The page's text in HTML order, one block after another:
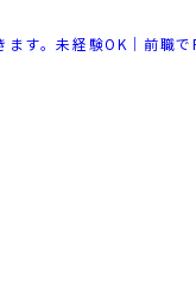
す。未経験OK｜前職